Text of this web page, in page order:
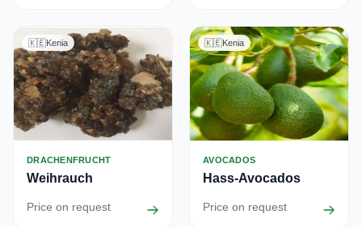
🇰🇪Kenia
DRACHENFRUCHT
Weihrauch
Price on request
🇰🇪Kenia
AVOCADOS
Hass-Avocados
Price on request